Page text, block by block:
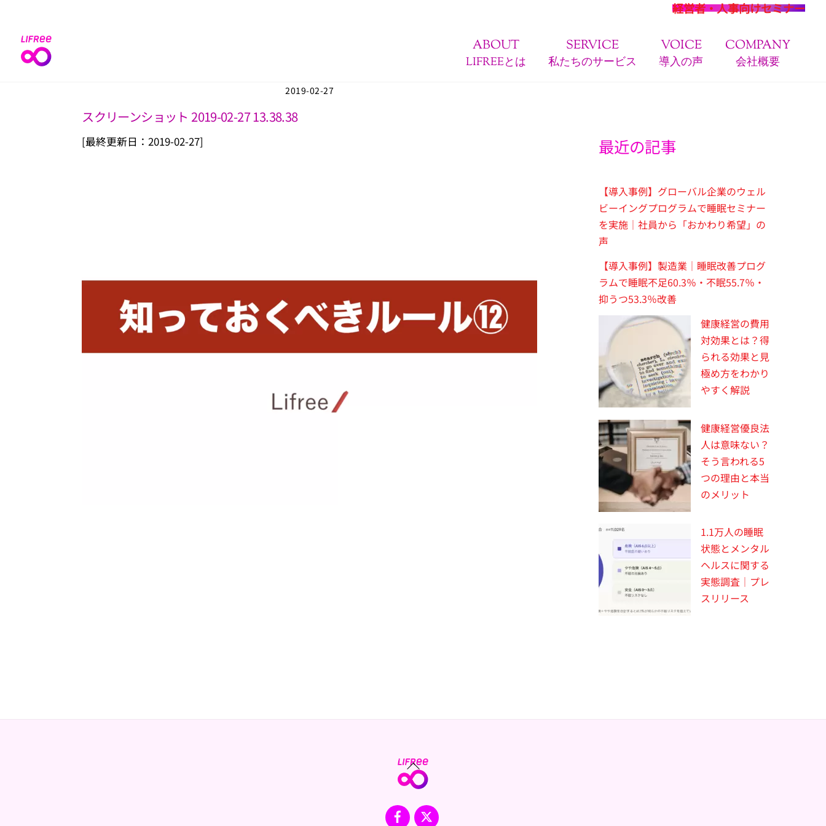
content
経営者・人事向けセミナー
ABOUT
LIFREEとは
SERVICE
私たちのサービス
VOICE
導入の声
COMPANY
会社概要
2019-02-27
スクリーンショット 2019-02-27 13.38.38
[最終更新日：2019-02-27] 最近の記事
【導入事例】グローバル企業のウェル
ビーイングプログラムで睡眠セミナー
を実施｜社員から「おかわり希望」の
声
【導入事例】製造業｜睡眠改善プログ
ラムで睡眠不足60.3％・不眠55.7％・
抑うつ53.3％改善
健康経営の費用
対効果とは？得
られる効果と見
極め方をわかり
やすく解説
健康経営優良法
人は意味ない？
そう言われる5
つの理由と本当
のメリット
1.1万人の睡眠
状態とメンタル
ヘルスに関する
実態調査｜プレ
スリリース
Back
To
Facebook
X